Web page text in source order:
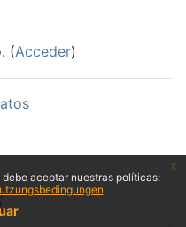
aceptar nuestras políticas:
x
(Acceder)